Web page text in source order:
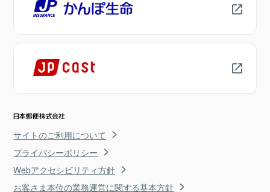
サイトのご利用について
プライバシーポリシー
Webアクセシビリティ方針
お客さま本位の業務運営に関する基本方針